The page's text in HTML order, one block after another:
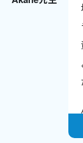
いです。
生徒さんから
る瞬間が励み
できるのが何